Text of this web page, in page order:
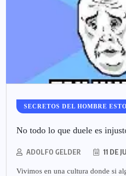
SECRETOS DEL HOMBRE
No todo lo que duele es
ADOLFO GELDER 11 DE
Vivimos en una cultura donde si